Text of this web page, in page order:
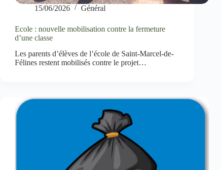
15/06/2026 Général
Ecole : nouvelle mobilisation contre la fermeture
d’une classe
Les parents d’élèves de l’école de Saint-Marcel-de-
Félines restent mobilisés contre le projet…